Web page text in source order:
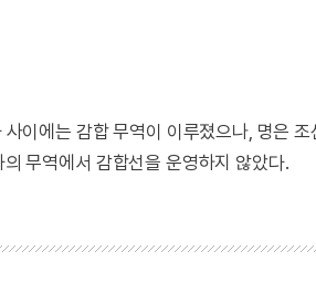
이에는 감합 무역이 이루졌으나, 명은
무역에서 감합선을 운영하지 않았다.